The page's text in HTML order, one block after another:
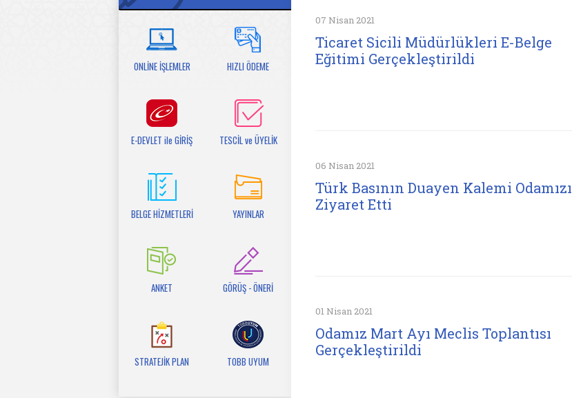
ONLİNE İŞLEMLER HIZLI ÖDEME
E-DEVLET ile GİRİŞ TESCİL ve ÜYELİK
BELGE HİZMETLERİ YAYINLAR
ANKET GÖRÜŞ - ÖNERİ
STRATEJİK PLAN TOBB UYUM
07 Nisan 2021
Ticaret Sicili Müdürlükleri E-Belge
Eğitimi Gerçekleştirildi
06 Nisan 2021
Türk Basının Duayen Kalemi Odamızı
Ziyaret Etti
01 Nisan 2021
Odamız Mart Ayı Meclis Toplantısı
Gerçekleştirildi